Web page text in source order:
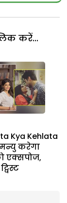
करें...
Kya Kehlata
करेगा
एक्सपोज,